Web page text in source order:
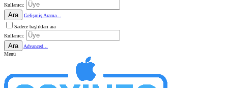
Kullanıcı:
Ara
Gelişmiş Arama...
Sadece başlıkları ara
Kullanıcı:
Ara
Advanced...
Menü